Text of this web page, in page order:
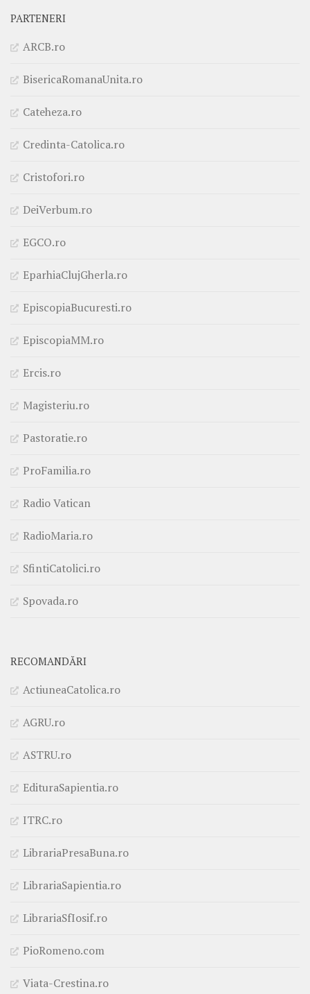
PARTENERI
ARCB.ro
BisericaRomanaUnita.ro
Cateheza.ro
Credinta-Catolica.ro
Cristofori.ro
DeiVerbum.ro
EGCO.ro
EparhiaClujGherla.ro
EpiscopiaBucuresti.ro
EpiscopiaMM.ro
Ercis.ro
Magisteriu.ro
Pastoratie.ro
ProFamilia.ro
Radio Vatican
RadioMaria.ro
SfintiCatolici.ro
Spovada.ro
RECOMANDĂRI
ActiuneaCatolica.ro
AGRU.ro
ASTRU.ro
EdituraSapientia.ro
ITRC.ro
LibrariaPresaBuna.ro
LibrariaSapientia.ro
LibrariaSfIosif.ro
PioRomeno.com
Viata-Crestina.ro